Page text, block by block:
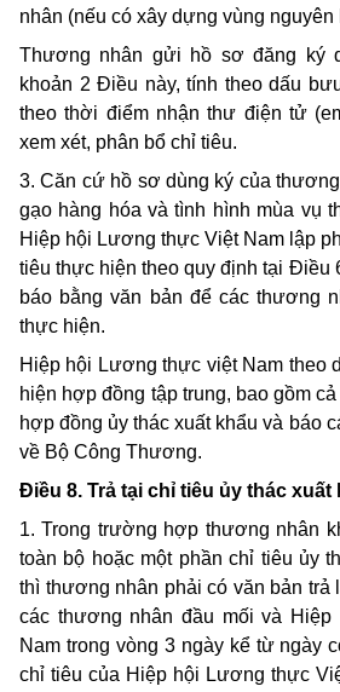
nhân (nếu có xây dựng vùng nguyên
Thương nhân gửi hồ sơ đăng ký
khoản 2 Điều này, tính theo dấu
theo thời điểm nhận thư điện tử
xem xét, phân bổ chỉ tiêu.
3. Căn cứ hồ sơ dùng ký của
gạo hàng hóa và tình hình mùa vụ
Hiệp hội Lương thực Việt Nam lập
tiêu thực hiện theo quy định tại Điều
báo bằng văn bản để các thương
thực hiện.
Hiệp hội Lương thực việt Nam theo
hiện hợp đồng tập trung, bao gồm
hợp đồng ủy thác xuất khẩu và báo
về Bộ Công Thương.
Điều 8. Trả tại chỉ tiêu ủy thác xuất
1. Trong trường hợp thương nhân
toàn bộ hoặc một phần chỉ tiêu ủy
thì thương nhân phải có văn bản trả
các thương nhân đầu mối và
Nam trong vòng 3 ngày kể từ ngày
chỉ tiêu của Hiệp hội Lương thực